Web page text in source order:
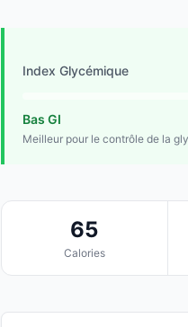
Index Glycémique
Bas GI
Meilleur pour le contrôle de la
65
Calories